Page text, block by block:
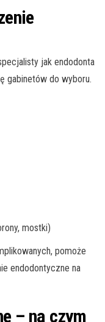
jak endodonta
gabinetów do wyboru.
mostki)
pomoże
endodontyczne na
– na czym